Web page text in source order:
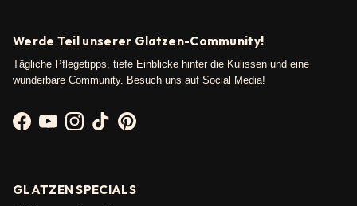
Werde Teil unserer Glatzen-Community!
Tägliche Pflegetipps, tiefe Einblicke hinter die Kulissen und eine
wunderbare Community. Besuch uns auf Social Media!
FacebookYouTubeInstagram
TikTokPinterest
GLATZEN SPECIALS